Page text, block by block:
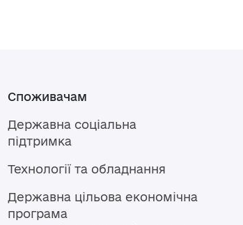
Споживачам
Державна соціальна
підтримка
Технології та обладнання
Державна цільова економічна
програма